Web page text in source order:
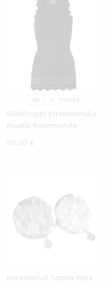
KATSO PIKANÄKYMÄ
XS S Poista
Silkkitoppi pitsihelmalla
musta Rosemunde
59,00 €
Korvakorut hopea Yaya